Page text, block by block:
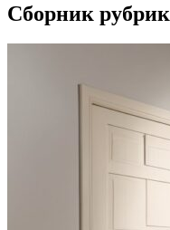
Сборник рубрик